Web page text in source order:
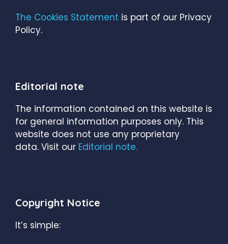
The Cookies Statement is part of our Privacy
Policy.
Editorial note
The information contained on this website is
for general information purposes only. This
website does not use any proprietary
data. Visit our Editorial note.
Copyright Notice
It’s simple: